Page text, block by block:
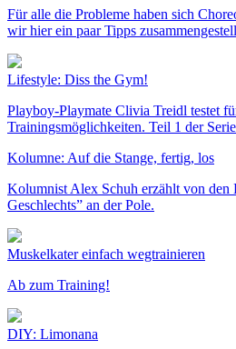
Für alle die Probleme haben sich
wir hier ein paar Tipps
Lifestyle: Diss the Gym!
Playboy-Playmate Clivia Treidl testet
Trainingsmöglichkeiten. Teil 1 der
Kolumne: Auf die Stange, fertig, los
Kolumnist Alex Schuh erzählt von den
Geschlechts” an der Pole.
Muskelkater einfach wegtrainieren
Ab zum Training!
DIY: Limonana